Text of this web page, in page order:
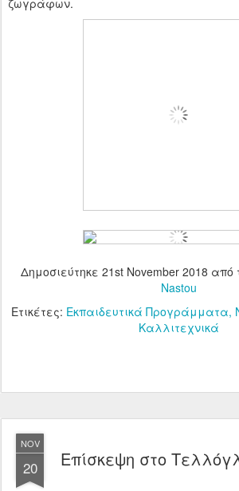
ζωγράφων.
Δημοσιεύτηκε 21st November 2018 από
Nastou
Ετικέτες: Εκπαιδευτικά Προγράμματα
Καλλιτεχνικά
NOV
20 Επίσκεψη στο